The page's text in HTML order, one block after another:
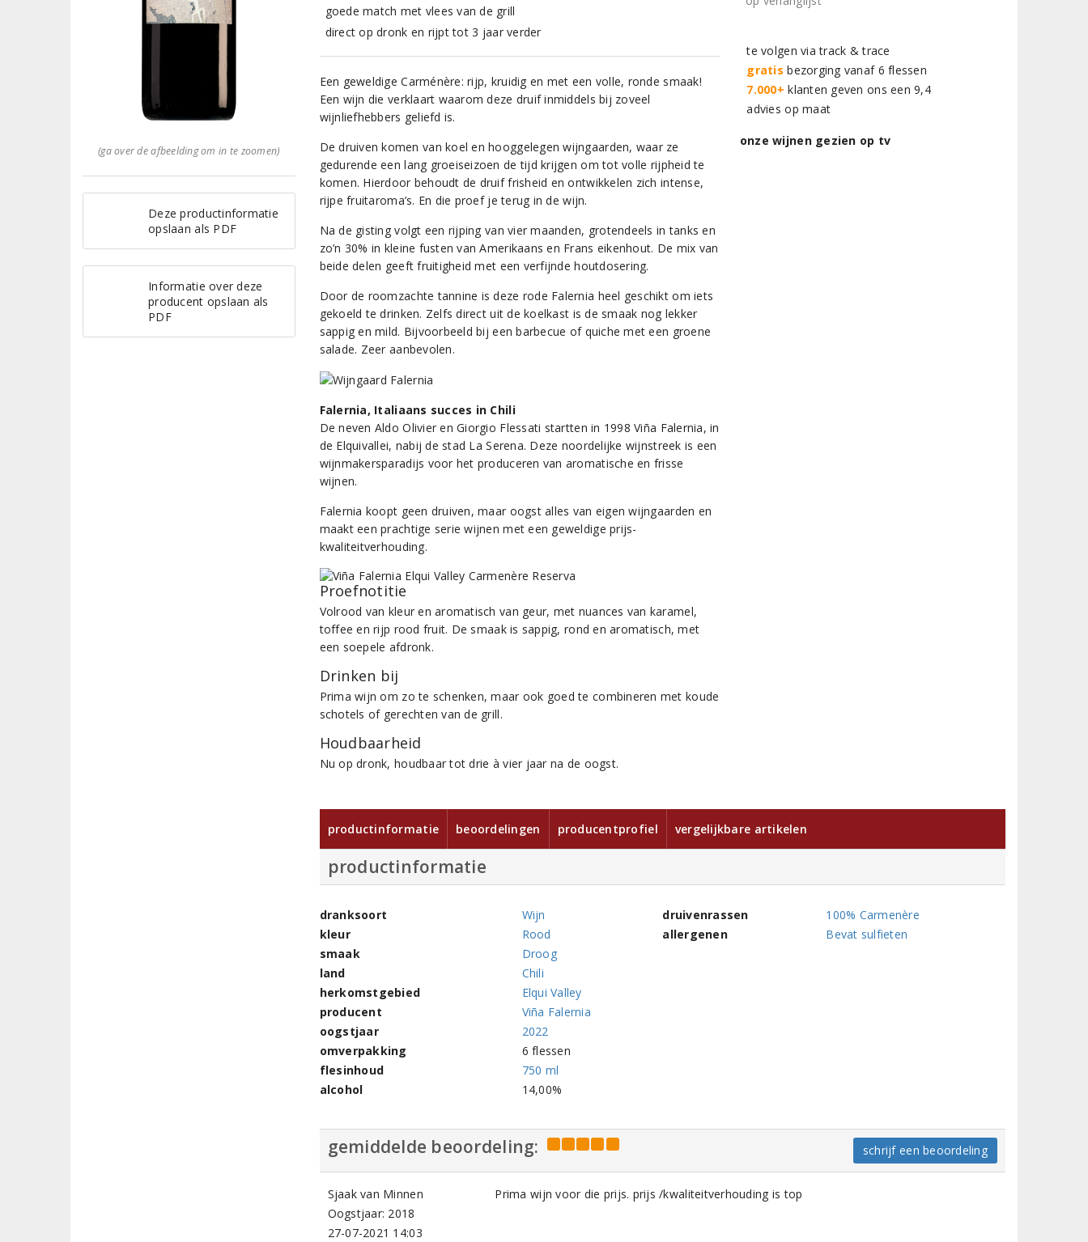
(ga over de afbeelding om in te zoomen)
Deze productinformatie
opslaan als PDF
Informatie over deze
producent opslaan als
PDF
goede match met vlees van de grill
direct op dronk en rijpt tot 3 jaar verder
Een geweldige Carménère: rijp, kruidig en met een volle, ronde smaak!
Een wijn die verklaart waarom deze druif inmiddels bij zoveel
wijnliefhebbers geliefd is.
De druiven komen van koel en hooggelegen wijngaarden, waar ze
gedurende een lang groeiseizoen de tijd krijgen om tot volle rijpheid te
komen. Hierdoor behoudt de druif frisheid en ontwikkelen zich intense,
rijpe fruitaroma’s. En die proef je terug in de wijn.
Na de gisting volgt een rijping van vier maanden, grotendeels in tanks en
zo’n 30% in kleine fusten van Amerikaans en Frans eikenhout. De mix van
beide delen geeft fruitigheid met een verfijnde houtdosering.
Door de roomzachte tannine is deze rode Falernia heel geschikt om iets
gekoeld te drinken. Zelfs direct uit de koelkast is de smaak nog lekker
sappig en mild. Bijvoorbeeld bij een barbecue of quiche met een groene
salade. Zeer aanbevolen.
Falernia, Italiaans succes in Chili
De neven Aldo Olivier en Giorgio Flessati startten in 1998 Viña Falernia, in
de Elquivallei, nabij de stad La Serena. Deze noordelijke wijnstreek is een
wijnmakersparadijs voor het produceren van aromatische en frisse
wijnen.
Falernia koopt geen druiven, maar oogst alles van eigen wijngaarden en
maakt een prachtige serie wijnen met een geweldige prijs-
kwaliteitverhouding.
Proefnotitie
Volrood van kleur en aromatisch van geur, met nuances van karamel,
toffee en rijp rood fruit. De smaak is sappig, rond en aromatisch, met
een soepele afdronk.
Drinken bij
Prima wijn om zo te schenken, maar ook goed te combineren met koude
schotels of gerechten van de grill.
Houdbaarheid
Nu op dronk, houdbaar tot drie à vier jaar na de oogst.
te volgen via track & trace
gratis bezorging vanaf 6 flessen
7.000+ klanten geven ons een 9,4
advies op maat
onze wijnen gezien op tv
productinformatie beoordelingen producentprofiel vergelijkbare artikelen
productinformatie
dranksoort
Wijn
kleur
Rood
smaak
Droog
land
Chili
herkomstgebied
Elqui Valley
producent
Viña Falernia
oogstjaar
2022
omverpakking
6 flessen
flesinhoud
750 ml
alcohol
14,00%
druivenrassen
100% Carmenère
allergenen
Bevat sulfieten
gemiddelde beoordeling: schrijf een beoordeling
Sjaak van Minnen
Oogstjaar: 2018
27-07-2021 14:03
Prima wijn voor die prijs. prijs /kwaliteitverhouding is top